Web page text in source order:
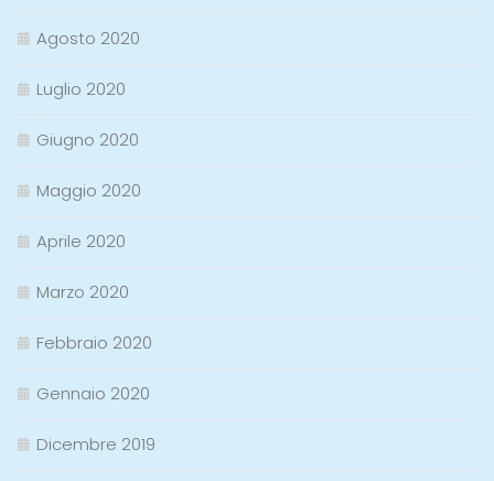
Agosto 2020
Luglio 2020
Giugno 2020
Maggio 2020
Aprile 2020
Marzo 2020
Febbraio 2020
Gennaio 2020
Dicembre 2019